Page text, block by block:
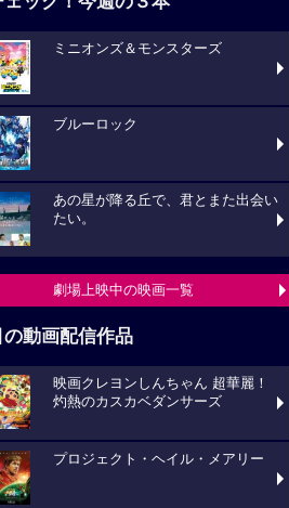
ミニオンズ＆モンスターズ
ブルーロック
あの星が降る丘で、君とまた出会い
たい。
劇場上映中の映画一覧
の動画配信作品
映画クレヨンしんちゃん 超華麗！
灼熱のカスカベダンサーズ
プロジェクト・ヘイル・メアリー